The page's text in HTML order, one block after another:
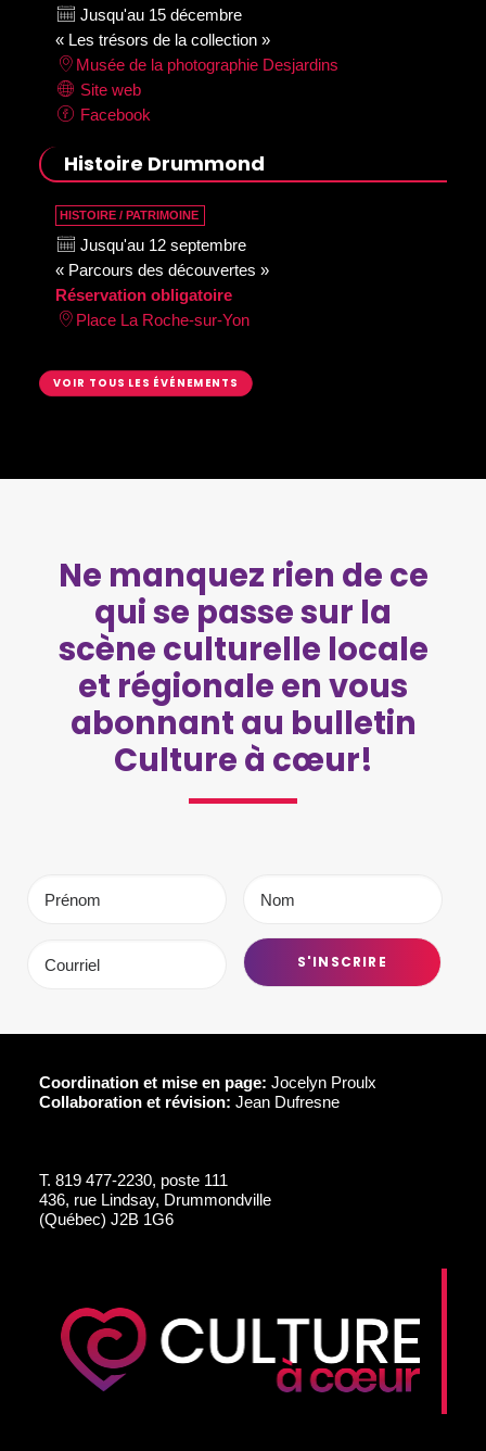
Jusqu'au 15 décembre
« Les trésors de la collection »
Musée de la photographie Desjardins
Site web
Facebook
Histoire Drummond
HISTOIRE / PATRIMOINE
Jusqu'au 12 septembre
« Parcours des découvertes »
Réservation obligatoire
Place La Roche-sur-Yon
VOIR TOUS LES ÉVÉNEMENTS
Ne manquez rien de ce
qui se passe sur la
scène culturelle locale
et régionale en vous
abonnant au bulletin
Culture à cœur!
Coordination et mise en page: Jocelyn Proulx
Collaboration et révision: Jean Dufresne
T. 819 477-2230, poste 111
436, rue Lindsay, Drummondville
(Québec) J2B 1G6